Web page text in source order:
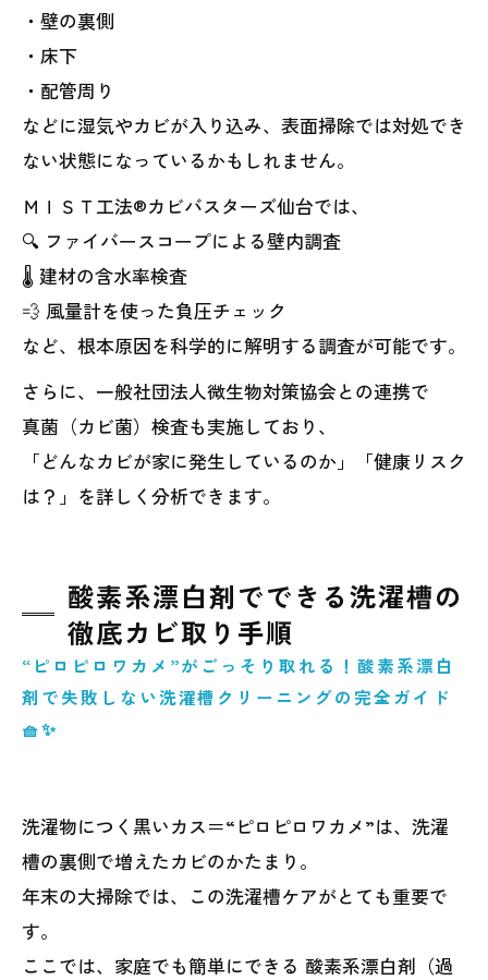
・壁の裏側
・床下
・配管周り
などに湿気やカビが入り込み、表面掃除では対処でき
ない状態になっているかもしれません。
ＭＩＳＴ工法®カビバスターズ仙台では、
🔍 ファイバースコープによる壁内調査
🌡 建材の含水率検査
💨 風量計を使った負圧チェック
など、根本原因を科学的に解明する調査が可能です。
さらに、一般社団法人微生物対策協会との連携で
真菌（カビ菌）検査も実施しており、
「どんなカビが家に発生しているのか」「健康リスク
は？」を詳しく分析できます。
酸素系漂白剤でできる洗濯槽の
徹底カビ取り手順
“ピロピロワカメ”がごっそり取れる！酸素系漂白
剤で失敗しない洗濯槽クリーニングの完全ガイド
🧺✨
洗濯物につく黒いカス＝“ピロピロワカメ”は、洗濯
槽の裏側で増えたカビのかたまり。
年末の大掃除では、この洗濯槽ケアがとても重要で
す。
ここでは、家庭でも簡単にできる 酸素系漂白剤（過